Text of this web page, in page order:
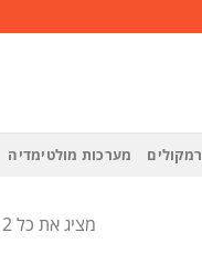
רמקולים מערכות מולטימדיה
מציג את כל 2 התוצאות